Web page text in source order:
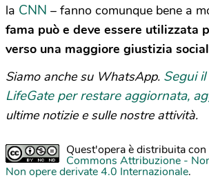
la CNN – fanno comunque bene a
fama può e deve essere utilizzata
verso una maggiore giustizia
Siamo anche su WhatsApp. Segui
LifeGate per restare aggiornata,
ultime notizie e sulle nostre attività.
Quest'opera è distribuita con
Commons Attribuzione -
Non opere derivate 4.0 Internazionale.